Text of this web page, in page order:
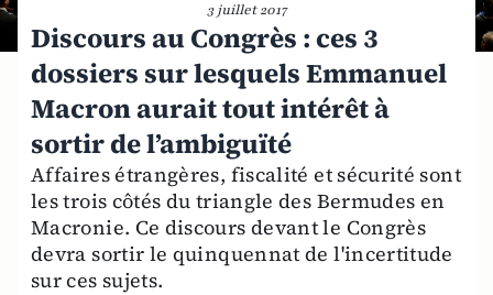
3 juillet 2017
Discours au Congrès : ces 3
dossiers sur lesquels Emmanuel
Macron aurait tout intérêt à
sortir de l’ambiguïté
Affaires étrangères, fiscalité et sécurité sont
les trois côtés du triangle des Bermudes en
Macronie. Ce discours devant le Congrès
devra sortir le quinquennat de l'incertitude
sur ces sujets.